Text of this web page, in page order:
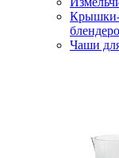
Крышки-
Чаши